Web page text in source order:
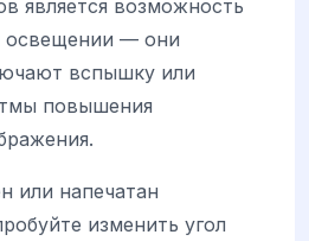
является возможность
освещении — они
вспышку или
повышения
или напечатан
изменить угол